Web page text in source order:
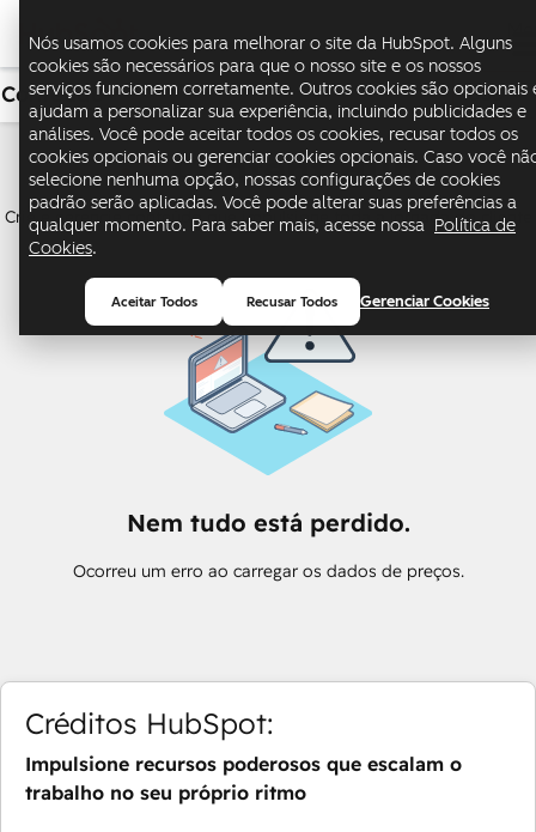
Nós usamos cookies para melhorar o site da HubSpot. Alguns
cookies são necessários para que o nosso site e os nossos
serviços funcionem corretamente. Outros cookies são opcionais
ajudam a personalizar sua experiência, incluindo publicidades e
análises. Você pode aceitar todos os cookies, recusar todos os
cookies opcionais ou gerenciar cookies opcionais. Caso você
selecione nenhuma opção, nossas configurações de cookies
padrão serão aplicadas. Você pode alterar suas preferências a
qualquer momento. Para saber mais, acesse nossa Política de
Cookies.
Gerenciar Cookies
Aceitar Todos Recusar Todos
Conteúdo USD
Content Hub
Crie e gerencie conteúdo que impulsione toda a jornada do cliente
Nem tudo está perdido.
Ocorreu um erro ao carregar os dados de preços.
Créditos HubSpot:
Impulsione recursos poderosos que escalam o
trabalho no seu próprio ritmo